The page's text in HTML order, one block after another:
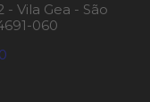
Vila Gea - São
060